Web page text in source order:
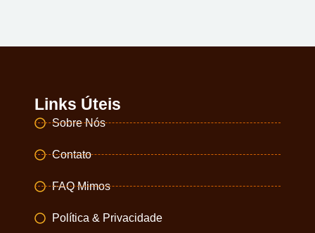
Links Úteis
Sobre Nós
Contato
FAQ Mimos
Política & Privacidade